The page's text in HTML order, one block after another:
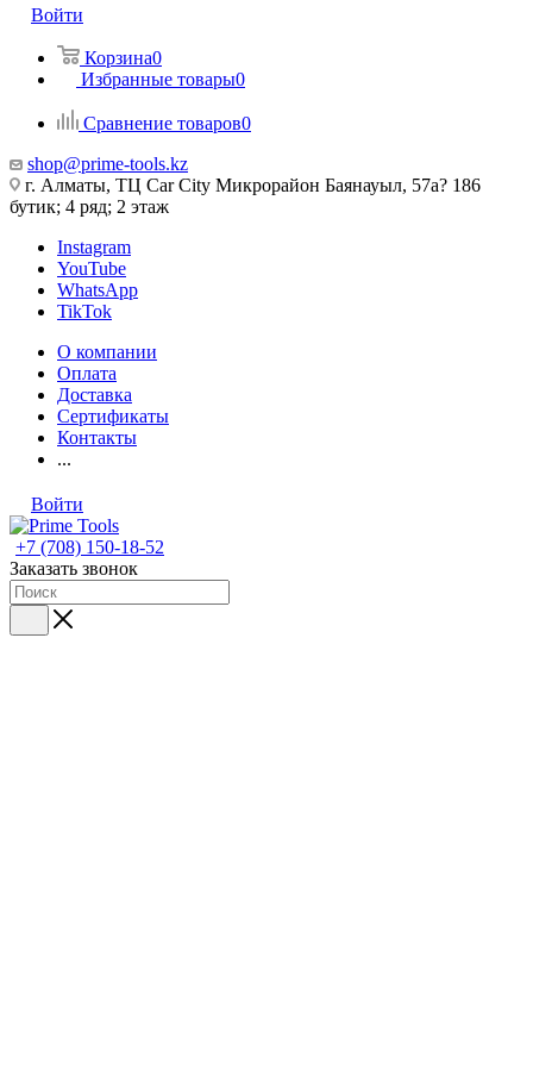
Войти
Корзина0
Избранные товары0
Сравнение товаров0
shop@prime-tools.kz
г. Алматы, ТЦ Car City​ ​Микрорайон Баянауыл, 57а? ​186
бутик; 4 ряд; 2 этаж
Instagram
YouTube
WhatsApp
TikTok
О компании
Оплата
Доставка
Сертификаты
Контакты
...
Войти
+7 (708) 150-18-52
Заказать звонок